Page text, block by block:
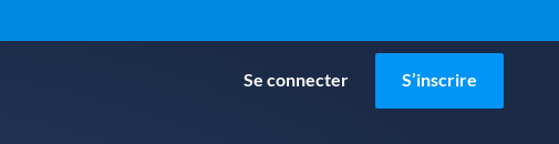
Se connecter S’inscrire